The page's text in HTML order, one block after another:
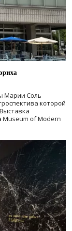
Марии Соль
которой
Museum of Modern